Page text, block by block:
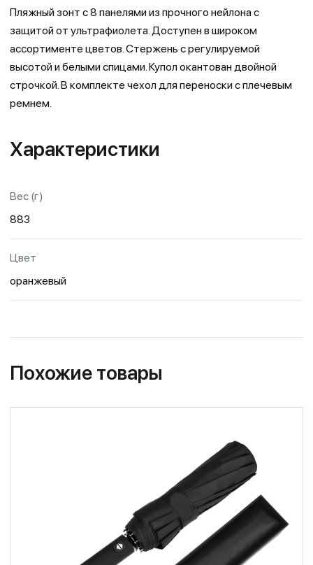
Пляжный зонт с 8 панелями из прочного нейлона с
защитой от ультрафиолета. Доступен в широком
ассортименте цветов. Стержень с регулируемой
высотой и белыми спицами. Купол окантован двойной
строчкой. В комплекте чехол для переноски с плечевым
ремнем.
Характеристики
Вес (г)
883
Цвет
оранжевый
Похожие товары